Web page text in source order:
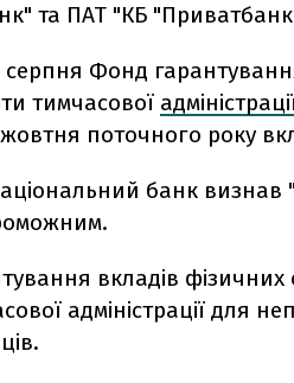
та ПАТ "КБ
серпня Фонд
тимчасової
поточного року
банк визнав
вкладів фізичних
адміністрації для